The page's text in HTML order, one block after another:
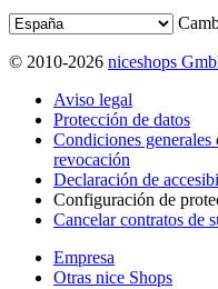
© 2010-2026 niceshops
Aviso legal
Protección de datos
Condiciones
revocación
Declaración de
Configuración de
Cancelar contratos de
Empresa
Otras nice Shops